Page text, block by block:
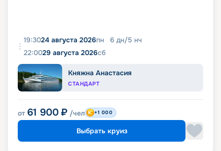
19:3024 августа 2026пн 6 дн/5 нч
22:0029 августа 2026сб
Княжна Анастасия
СТАНДАРТ
от 61 900 ₽ /чел +1 000
Выбрать круиз